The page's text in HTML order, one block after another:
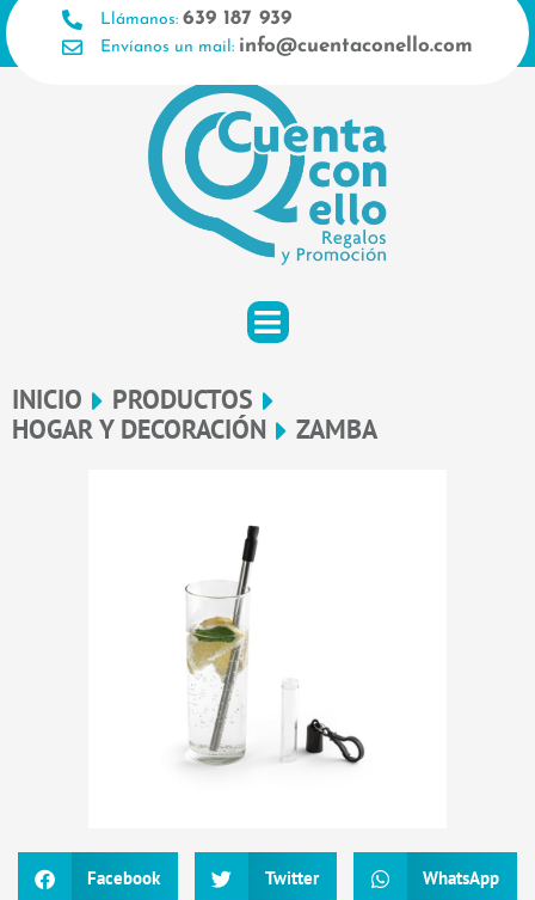
Ir
al
contenido
Llámanos: 639 187 939
Envíanos un mail: info@cuentaconello.com
INICIO
PRODUCTOS
HOGAR Y DECORACIÓN
ZAMBA
Facebook Twitter WhatsApp